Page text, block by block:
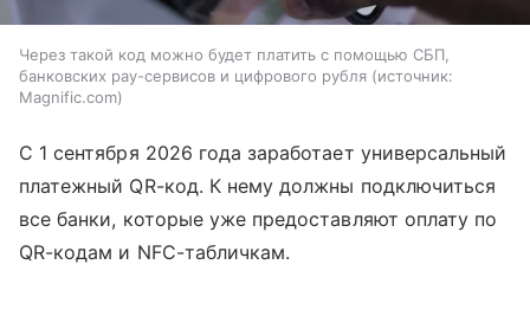
Через такой код можно будет платить с помощью СБП,
банковских pay-сервисов и цифрового рубля
источник:
Magnific.com
С 1 сентября 2026 года заработает универсальный
платежный QR-код. К нему должны подключиться
все банки, которые уже предоставляют оплату по
QR-кодам и NFC-табличкам.